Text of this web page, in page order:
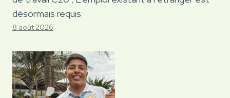
désormais requis
8 août 2026